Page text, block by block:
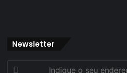
Newsletter